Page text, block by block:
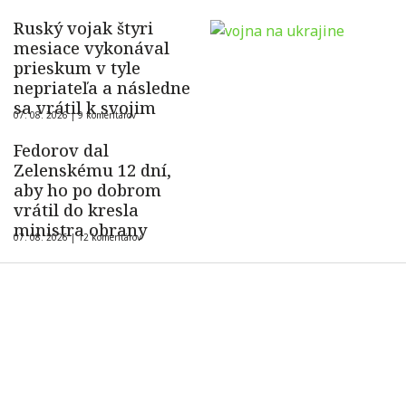
Ruský vojak štyri
mesiace vykonával
prieskum v tyle
nepriateľa a následne
sa vrátil k svojim
07. 08. 2026 |9 komentárov
Fedorov dal
Zelenskému 12 dní,
aby ho po dobrom
vrátil do kresla
ministra obrany
07. 08. 2026 |12 komentárov